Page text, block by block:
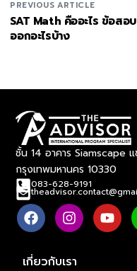
PREVIOUS ARTICLE
SAT Math คืออะไร ข้อสอบ
ออกอะไรบ้าง
ชั้น 14 อาคาร Siamscape
กรุงเทพมหานคร 10330
083-628-9191
เกี่ยวกับเรา